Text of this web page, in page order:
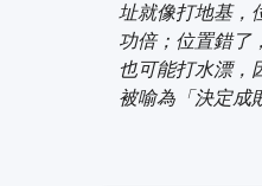
址就像打地基，
功倍；位置錯了
也可能打水漂，
被喻為「決定成